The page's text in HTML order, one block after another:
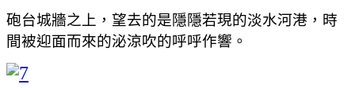
砲台城牆之上，望去的是隱隱若現的淡水河港，時
間被迎面而來的泌涼吹的呼呼作響。